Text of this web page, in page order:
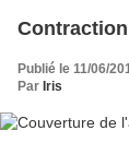
Publié le 11/06/
Par Iris